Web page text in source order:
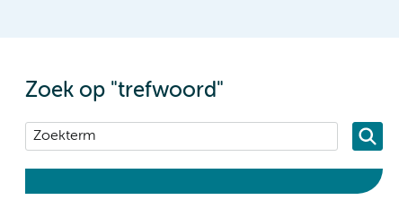
Zoek op "trefwoord"